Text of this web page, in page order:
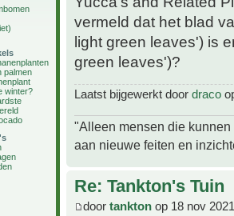
palmen
winter?
vermeld dat het blad
light green leaves') is
green leaves')?
Laatst bijgewerkt door draco
"Alleen mensen die
aan nieuwe feiten en
Re: Tankton's Tuin
door tankton op 18 nov